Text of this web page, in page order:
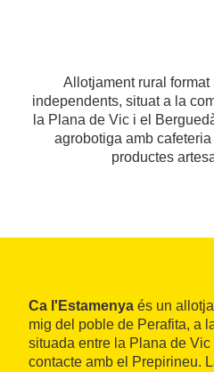
Allotjament rural
independents, situat a la
la Plana de Vic i el
agrobotiga amb
productes
Ca l'Estamenya és un
mig del poble de Perafita, a
situada entre la Plana de
contacte amb el Prepirineu.